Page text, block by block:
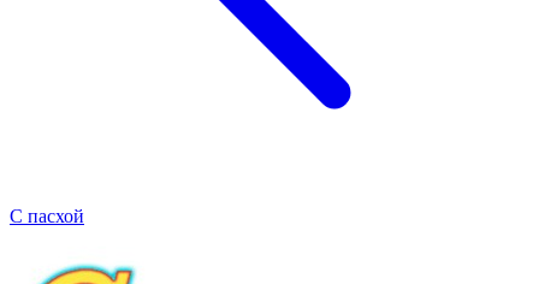
С пасхой